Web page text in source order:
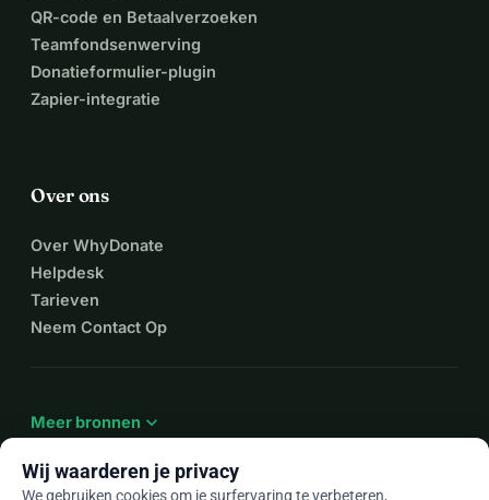
QR-code en Betaalverzoeken
Teamfondsenwerving
Donatieformulier-plugin
Zapier-integratie
Over ons
Over WhyDonate
Helpdesk
Tarieven
Neem Contact Op
Meer bronnen expand_more
Wij waarderen je privacy
We gebruiken cookies om je surfervaring te verbeteren,